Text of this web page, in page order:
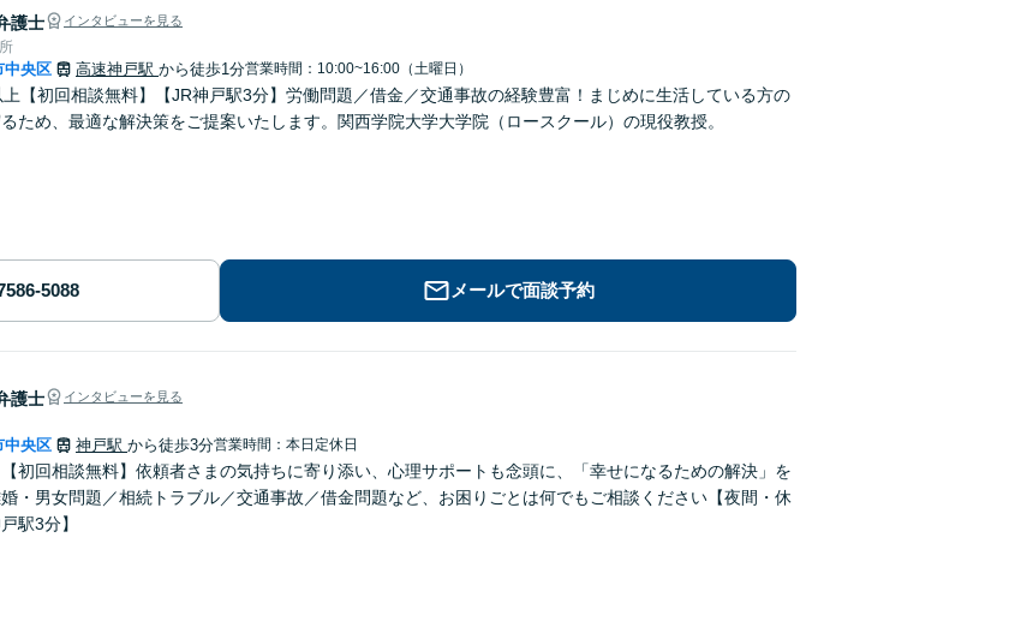
護士 インタビューを見る
中央区 高速神戸駅 から徒歩1分営業時間：10:00~16:00（土曜日）
【初回相談無料】【JR神戸駅3分】労働問題／借金／交通事故の経験豊富！まじめに生活している方の
ため、最適な解決策をご提案いたします。関西学院大学大学院（ロースクール）の現役教授。
メールで面談予約
護士 インタビューを見る
中央区 神戸駅 から徒歩3分営業時間：本日定休日
【初回相談無料】依頼者さまの気持ちに寄り添い、心理サポートも念頭に、「幸せになるための解決」を
・男女問題／相続トラブル／交通事故／借金問題など、お困りごとは何でもご相談ください【夜間・休
駅3分】